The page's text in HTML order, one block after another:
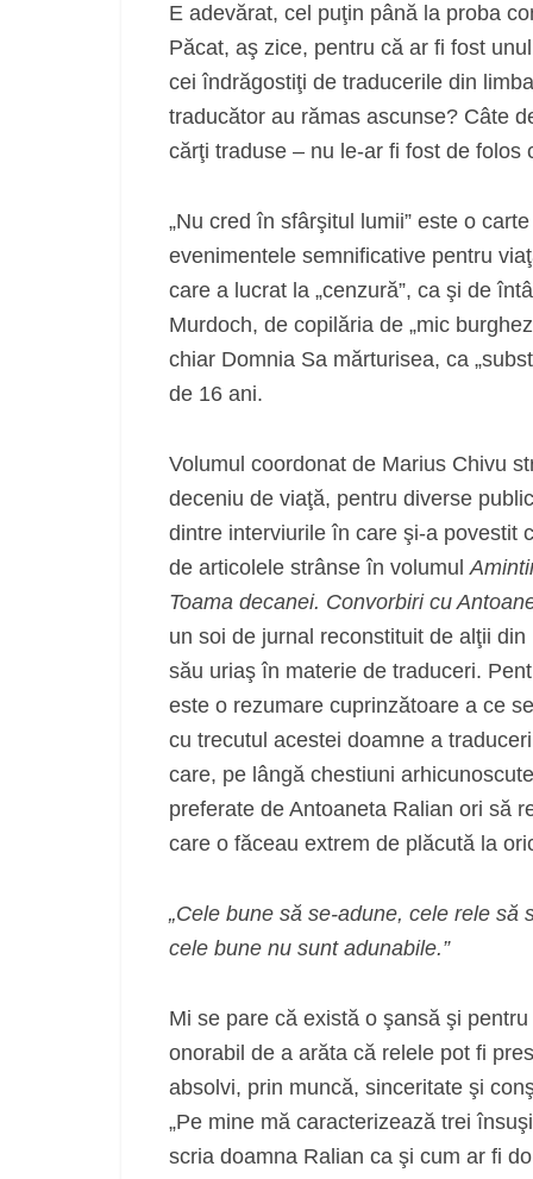
E adevărat, cel puţin până la proba
Păcat, aş zice, pentru că ar fi fost
cei îndrăgostiţi de traducerile din
traducător au rămas ascunse? Câte
cărţi traduse – nu le-ar fi fost de
„Nu cred în sfârşitul lumii” este o
evenimentele semnificative pentru
care a lucrat la „cenzură”, ca şi de
Murdoch, de copilăria de „mic
chiar Domnia Sa mărturisea, ca
de 16 ani.
Volumul coordonat de Marius Chivu
deceniu de viaţă, pentru diverse
dintre interviurile în care şi-a povestit
de articolele strânse în volumul
Toama decanei. Convorbiri cu
un soi de jurnal reconstituit de alţii
său uriaş în materie de traduceri.
este o rezumare cuprinzătoare a ce
cu trecutul acestei doamne a
care, pe lângă chestiuni
preferate de Antoaneta Ralian ori să
care o făceau extrem de plăcută la
„Cele bune să se-adune, cele rele
cele bune nu sunt adunabile.”
Mi se pare că există o şansă şi
onorabil de a arăta că relele pot fi
absolvi, prin muncă, sinceritate şi
„Pe mine mă caracterizează trei
scria doamna Ralian ca şi cum ar fi